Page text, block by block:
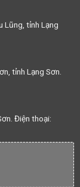
Lũng, tỉnh Lạng
tỉnh Lạng Sơn.
Điện thoại: